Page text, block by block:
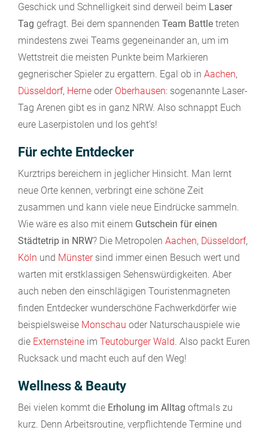
Geschick und Schnelligkeit sind derweil beim Laser
Tag gefragt. Bei dem spannenden Team Battle treten
mindestens zwei Teams gegeneinander an, um im
Wettstreit die meisten Punkte beim Markieren
gegnerischer Spieler zu ergattern. Egal ob in Aachen,
Düsseldorf, Herne oder Oberhausen: sogenannte Laser-
Tag Arenen gibt es in ganz NRW. Also schnappt Euch
eure Laserpistolen und los geht’s!
Für echte Entdecker
Kurztrips bereichern in jeglicher Hinsicht. Man lernt
neue Orte kennen, verbringt eine schöne Zeit
zusammen und kann viele neue Eindrücke sammeln.
Wie wäre es also mit einem Gutschein für einen
Städtetrip in NRW? Die Metropolen Aachen, Düsseldorf,
Köln und Münstersind immer einen Besuch wert und
warten mit erstklassigen Sehenswürdigkeiten. Aber
auch neben den einschlägigen Touristenmagneten
finden Entdecker wunderschöne Fachwerkdörfer wie
beispielsweise Monschau oder Naturschauspiele wie
die Externsteine im Teutoburger Wald . Also packt Euren
Rucksack und macht euch auf den Weg!
Wellness & Beauty
Bei vielen kommt die Erholung im Alltag oftmals zu
kurz. Denn Arbeitsroutine, verpflichtende Termine und